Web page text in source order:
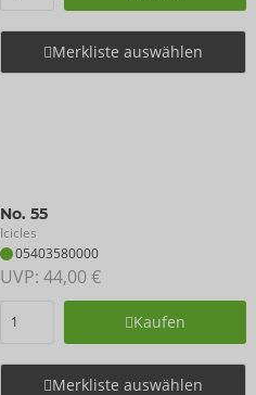
Merkliste auswählen
No. 55
Icicles
05403580000
UVP: 44,00 €
Kaufen
Merkliste auswählen